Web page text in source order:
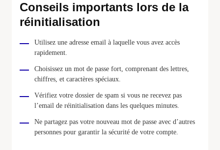
Conseils importants lors de la
réinitialisation
Utilisez une adresse email à laquelle vous avez accès
rapidement.
Choisissez un mot de passe fort, comprenant des lettres,
chiffres, et caractères spéciaux.
Vérifiez votre dossier de spam si vous ne recevez pas
l’email de réinitialisation dans les quelques minutes.
Ne partagez pas votre nouveau mot de passe avec d’autres
personnes pour garantir la sécurité de votre compte.